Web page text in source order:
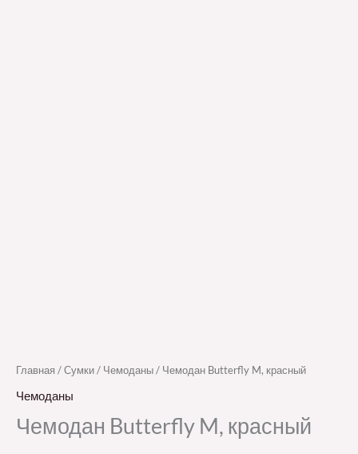
Главная /Сумки/ Чемоданы/ Чемодан Butterfly M, красный
Чемоданы
Чемодан Butterfly M, красный